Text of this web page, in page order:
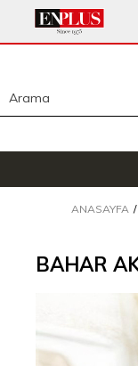
ANASAYFA
BAHAR